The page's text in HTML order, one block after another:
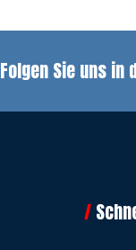
Folgen Sie uns in